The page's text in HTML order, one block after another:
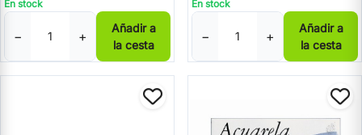
En stock
− +
Añadir a
la cesta
En stock
− +
Añadir a
la cesta